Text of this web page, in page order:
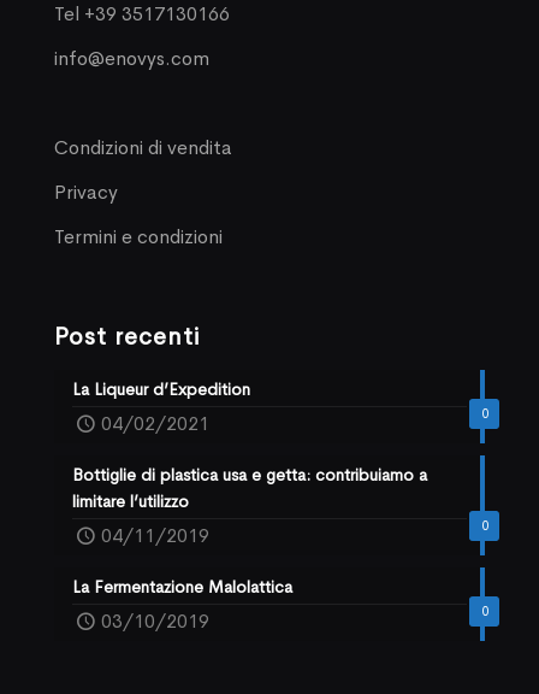
Tel +39 3517130166
info@enovys.com
Condizioni di vendita
Privacy
Termini e condizioni
Post recenti
0
La Liqueur d’Expedition
04/02/2021
0
Bottiglie di plastica usa e getta: contribuiamo a
limitare l’utilizzo
04/11/2019
0
La Fermentazione Malolattica
03/10/2019